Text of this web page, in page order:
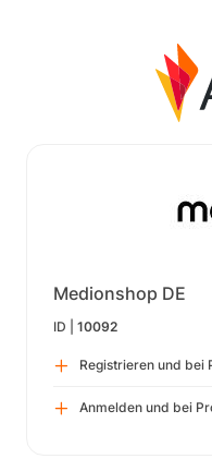
Medionshop DE
ID | 10092
Registrieren und bei
Anmelden und bei